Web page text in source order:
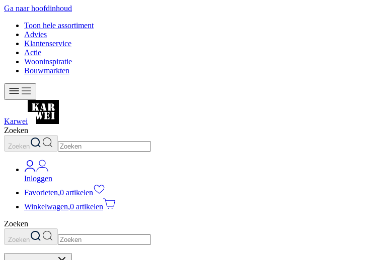
Ga naar hoofdinhoud
Toon hele assortiment
Advies
Klantenservice
Actie
Wooninspiratie
Bouwmarkten
Karwei
Zoeken
Zoeken
Inloggen
Favorieten,0 artikelen
Winkelwagen,0 artikelen
Zoeken
Zoeken